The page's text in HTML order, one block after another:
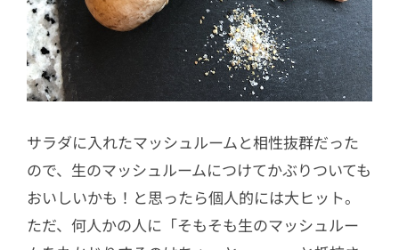
サラダに入れたマッシュルームと相性抜群だった
ので、生のマッシュルームにつけてかぶりついても
おいしいかも！と思ったら個人的には大ヒット。
ただ、何人かの人に「そもそも生のマッシュルー